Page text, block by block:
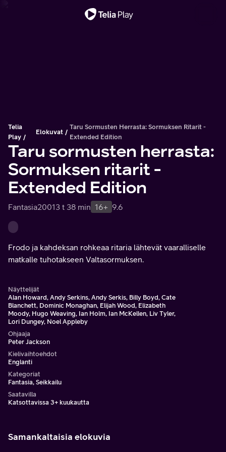
Telia
Play
Elokuvat
Taru Sormusten Herrasta: Sormuksen Ritarit -
Extended Edition
Taru sormusten herrasta:
Sormuksen ritarit -
Extended Edition
Fantasia20013 t 38 min 16+ 9.6
Frodo ja kahdeksan rohkeaa ritaria lähtevät vaaralliselle
matkalle tuhotakseen Valtasormuksen.
Näyttelijät
Alan Howard, Andy Serkins, Andy Serkis, Billy Boyd, Cate
Blanchett, Dominic Monaghan, Elijah Wood, Elizabeth
Moody, Hugo Weaving, Ian Holm, Ian McKellen, Liv Tyler,
Lori Dungey, Noel Appleby
Ohjaaja
Peter Jackson
Kielivaihtoehdot
Englanti
Kategoriat
Fantasia, Seikkailu
Saatavilla
Katsottavissa 3+ kuukautta
Samankaltaisia elokuvia